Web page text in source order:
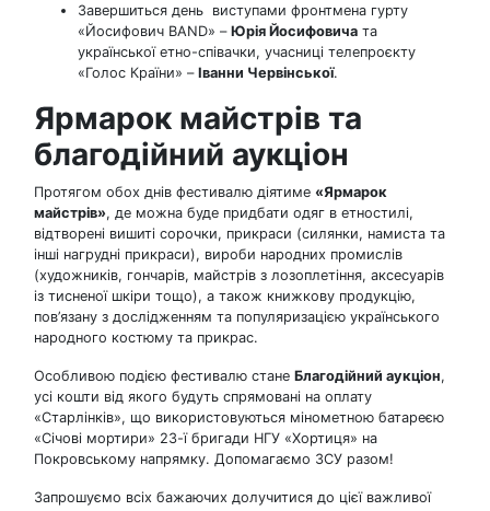
Завершиться день виступами фронтмена гурту
«Йосифович BAND» – Юрія Йосифовича та
української етно-співачки, учасниці телепроєкту
«Голос Країни» – Іванни Червінської.
Ярмарок майстрів та
благодійний аукціон
Протягом обох днів фестивалю діятиме «Ярмарок
майстрів», де можна буде придбати одяг в етностилі,
відтворені вишиті сорочки, прикраси (силянки, намиста та
інші нагрудні прикраси), вироби народних промислів
(художників, гончарів, майстрів з лозоплетіння, аксесуарів
із тисненої шкіри тощо), а також книжкову продукцію,
пов’язану з дослідженням та популяризацією українського
народного костюму та прикрас.
Особливою подією фестивалю стане Благодійний аукціон,
усі кошти від якого будуть спрямовані на оплату
«Старлінків», що використовуються мінометною батареєю
«Січові мортири» 23-ї бригади НГУ «Хортиця» на
Покровському напрямку. Допомагаємо ЗСУ разом!
Запрошуємо всіх бажаючих долучитися до цієї важливої